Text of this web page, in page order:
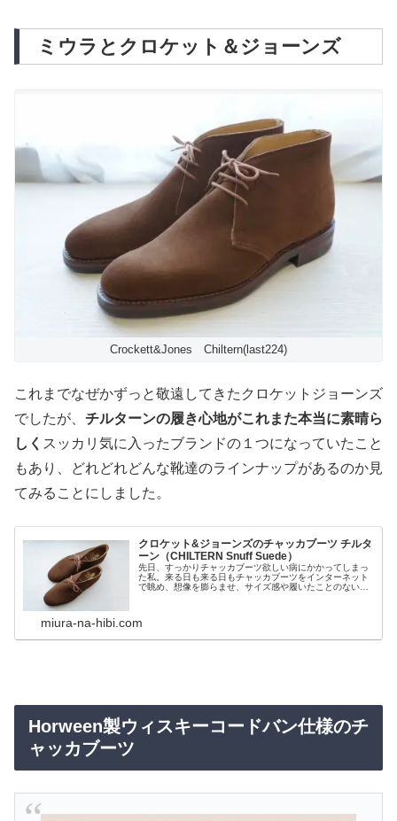
ミウラとクロケット＆ジョーンズ
Crockett&Jones Chiltern(last224)
これまでなぜかずっと敬遠してきたクロケットジョーンズ
でしたが、 チルターンの履き心地がこれまた本当に素晴ら
しく スッカリ気に入ったブランドの１つになっていたこと
もあり、どれどれどんな靴達のラインナップがあるのか見
てみることにしました。
クロケット&ジョーンズのチャッカブーツ チルタ
ーン（CHILTERN Snuff Suede）
先日、すっかりチャッカブーツ欲しい病にかかってしまっ
た私。来る日も来る日もチャッカブーツをインターネット
で眺め、想像を膨らませ、サイズ感や履いたことのないク
miura-na-hibi.com
Horween製ウィスキーコードバン仕様のチ
ャッカブーツ